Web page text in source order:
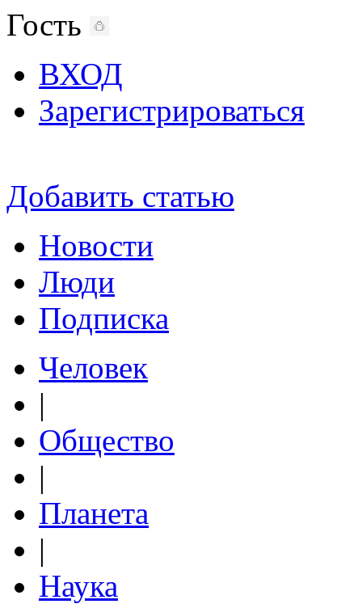
Гость
ВХОД
Зарегистрироваться
Добавить статью
Новости
Люди
Подписка
Человек
|
Общество
|
Планета
|
Наука